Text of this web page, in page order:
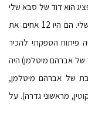
הוא דוד של סבא שלי
חיים מיטלמן, אחיו של אליעזר מיטלמן, הסבא רבא שלי. הם היו 12 אחים. את
פיתוח הספקתי להכיר
של אברהם מיטלמן) היה
היה קשר. הבת של אברהם מיטלמן,
מראשוני גדרה). על